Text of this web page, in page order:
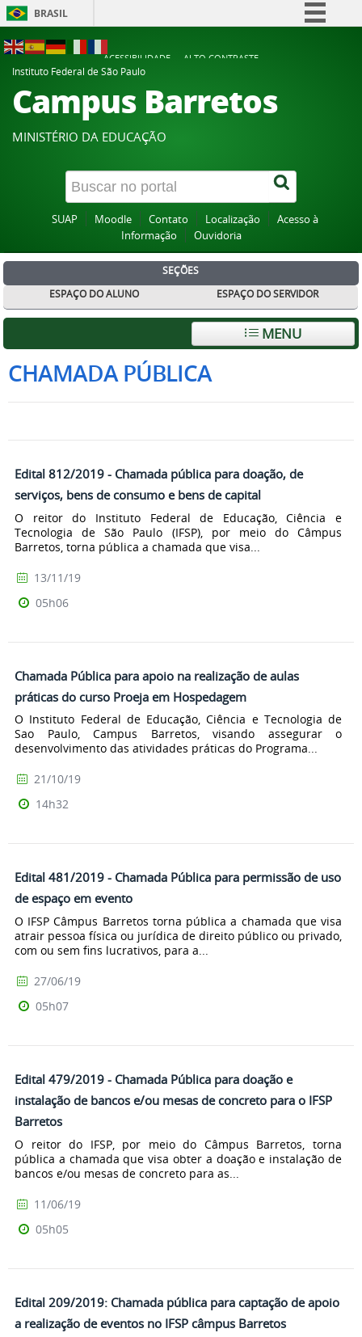
BRASIL
Participe
Acesso à informação
Canais
ACESSIBILIDADE
ALTO CONTRASTE
Instituto Federal de São Paulo
Campus Barretos
MINISTÉRIO DA EDUCAÇÃO
SUAP Moodle Contato Localização
Acesso à
Informação
Ouvidoria
SEÇÕES
ESPAÇO DO ALUNO
ESPAÇO DO SERVIDOR
MENU
CHAMADA PÚBLICA
Edital 812/2019 - Chamada pública para doação, de
serviços, bens de consumo e bens de capital
O reitor do Instituto Federal de Educação, Ciência e
Tecnologia de São Paulo (IFSP), por meio do Câmpus
Barretos, torna pública a chamada que visa...
13/11/19
05h06
Chamada Pública para apoio na realização de aulas
práticas do curso Proeja em Hospedagem
O Instituto Federal de Educação, Ciência e Tecnologia de
Sao Paulo, Campus Barretos, visando assegurar o
desenvolvimento das atividades práticas do Programa...
21/10/19
14h32
Edital 481/2019 - Chamada Pública para permissão de uso
de espaço em evento
O IFSP Câmpus Barretos torna pública a chamada que visa
atrair pessoa física ou jurídica de direito público ou privado,
com ou sem fins lucrativos, para a...
27/06/19
05h07
Edital 479/2019 - Chamada Pública para doação e
instalação de bancos e/ou mesas de concreto para o IFSP
Barretos
O reitor do IFSP, por meio do Câmpus Barretos, torna
pública a chamada que visa obter a doação e instalação de
bancos e/ou mesas de concreto para as...
11/06/19
05h05
Edital 209/2019: Chamada pública para captação de apoio
a realização de eventos no IFSP câmpus Barretos